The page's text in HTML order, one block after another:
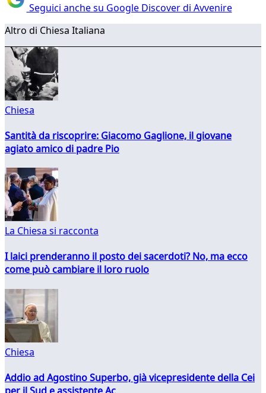
Seguici anche su Google Discover di Avvenire
Altro di Chiesa Italiana
Chiesa
Santità da riscoprire: Giacomo Gaglione, il giovane
agiato amico di padre Pio
La Chiesa si racconta
I laici prenderanno il posto dei sacerdoti? No, ma ecco
come può cambiare il loro ruolo
Chiesa
Addio ad Agostino Superbo, già vicepresidente della Cei